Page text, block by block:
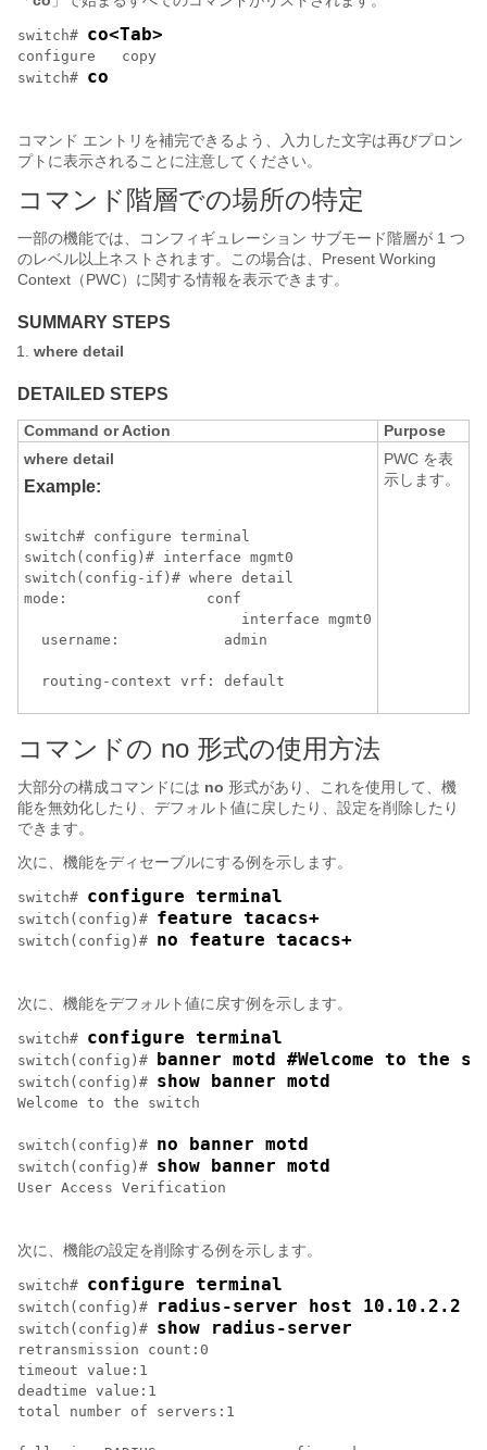
switch# co<Tab>
configure   copy
switch# co
コマンド エントリを補完できるよう、入力した文字は再びプロン
プトに表示されることに注意してください。
コマンド階層での場所の特定
一部の機能では、コンフィギュレーション サブモード階層が 1 つ
のレベル以上ネストされます。この場合は、Present Working
Context（PWC）に関する情報を表示できます。
SUMMARY STEPS
where detail
DETAILED STEPS
Command or Action
Purpose
where detail
Example:
switch# configure terminal
switch(config)# interface mgmt0
switch(config-if)# where detail
mode:                conf
                         interface mgmt0
  username:            admin
PWC を表
示します。
コマンドの no 形式の使用方法
大部分の構成コマンドには no 形式があり、これを使用して、機
能を無効化したり、デフォルト値に戻したり、設定を削除したり
できます。
次に、機能をディセーブルにする例を示します。
switch# configure terminal
switch(config)# feature tacacs+
switch(config)# no feature tacacs+
次に、機能をデフォルト値に戻す例を示します。
switch# configure terminal
switch(config)# banner motd #Welcome to the
switch(config)# show banner motd
Welcome to the switch
switch(config)# no banner motd
switch(config)# show banner motd
User Access Verification
次に、機能の設定を削除する例を示します。
switch# configure terminal
switch(config)# radius-server host 10.10.2.2
switch(config)# show radius-server
retransmission count:0
timeout value:1
deadtime value:1
total number of servers:1